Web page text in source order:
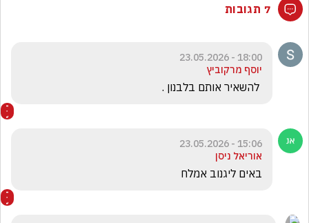
7 תגובות
18:00 - 23.05.2026
יוסף מרקוביץ
15:06 - 23.05.2026
אוריאל ניסן
באים ליגנוב אמלח